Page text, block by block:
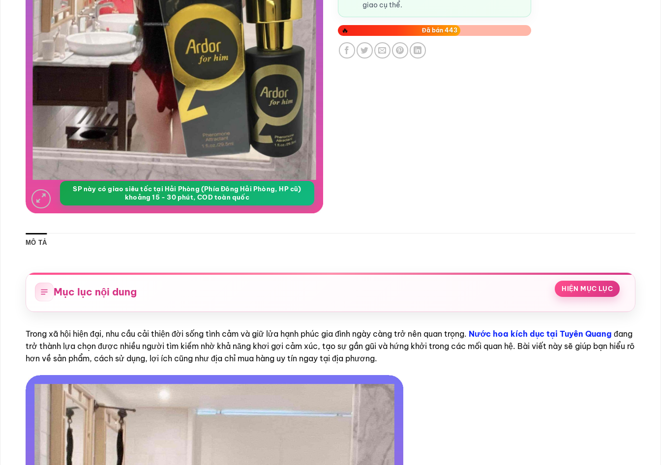
SP này có giao siêu tốc tại Hải Phòng (Phía Đông Hải Phòng, HP cũ)
khoảng 15 - 30 phút, COD toàn quốc
giao cụ thể.
🔥 Đã bán 443
MÔ TẢ
Mục lục nội dung HIỆN MỤC LỤC
Trong xã hội hiện đại, nhu cầu cải thiện đời sống tình cảm và giữ lửa hạnh phúc gia đình ngày càng trở nên quan trọng. Nước hoa kích dục tại Tuyên Quang đang
trở thành lựa chọn được nhiều người tìm kiếm nhờ khả năng khơi gợi cảm xúc, tạo sự gần gũi và hứng khởi trong các mối quan hệ. Bài viết này sẽ giúp bạn hiểu rõ
hơn về sản phẩm, cách sử dụng, lợi ích cũng như địa chỉ mua hàng uy tín ngay tại địa phương.